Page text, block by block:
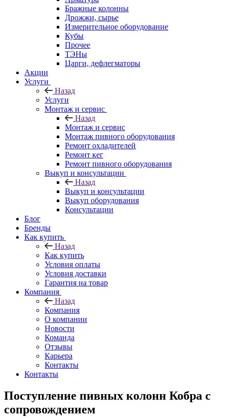
Бражные колонны
Дрожжи, сырье
Измерительное оборудование
Кубы
Прочее
ТЭНы
Царги, дефлегматоры
Акции
Услуги
Назад
Услуги
Монтаж и сервис
Назад
Монтаж и сервис
Монтаж пивного оборудования
Ремонт охладителей
Ремонт кег
Ремонт пивного оборудования
Выкуп и консультации
Назад
Выкуп и консультации
Выкуп оборудования
Консультации
Блог
Бренды
Как купить
Назад
Как купить
Условия оплаты
Условия доставки
Гарантия на товар
Компания
Назад
Компания
О компании
Новости
Команда
Отзывы
Карьера
Контакты
Контакты
Поступление пивных колонн Кобра с
сопровождением